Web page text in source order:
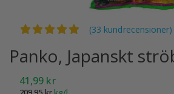
Betygsatt4.91av 5
(33 kundrecensioner)
Panko, Japanskt
41,99 kr